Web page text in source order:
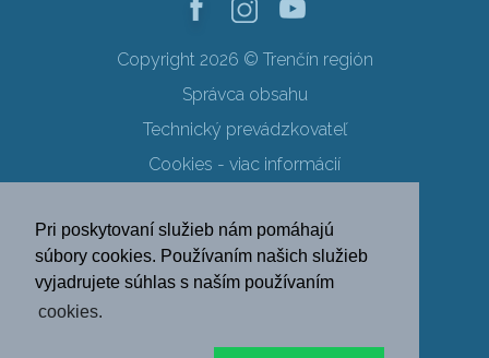
Pri poskytovaní služieb nám pomáhajú
súbory cookies. Používaním našich služieb
vyjadrujete súhlas s naším používaním
cookies.
Copyright 2026 © Trenčín región
Správca obsahu
Technický prevádzkovateľ
Cookies - viac informácií
Ochrana osobných údajov
SK EN DE
PL